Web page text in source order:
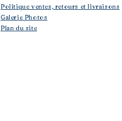
Politique ventes, retours et livraisons
Galerie Photos
Plan du site